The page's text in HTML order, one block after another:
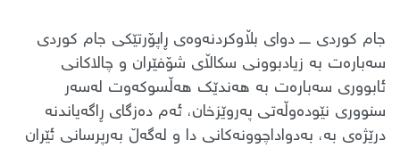
جام کوردی ــــ دوای بڵاوکردنەوەی ڕاپۆرتێکی جام کوردی
سەبارەت بە زیادبوونی سکاڵای شۆفێران و چالاکانی
ئابووری سەبارەت بە هەندێک هەڵسوکەوت لەسەر
سنووری نێودەوڵەتی پەروێزخان، ئەم دەزگای ڕاگەیاندنە
درێژەی بە، بەدواداچوونەکانی دا و لەگەڵ بەرپرسانی ئێران